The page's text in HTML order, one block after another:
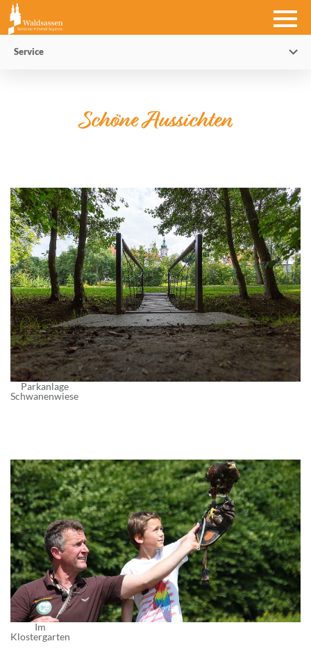
Service
Schöne Aussichten
Parkanlage
Schwanenwiese
Im
Klostergarten